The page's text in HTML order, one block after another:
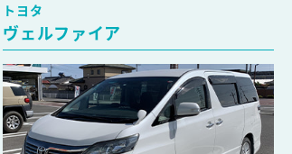
トヨタ
ヴェルファイア